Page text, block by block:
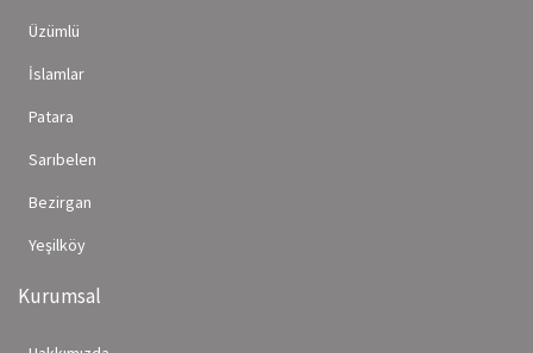
Üzümlü
İslamlar
Patara
Sarıbelen
Bezirgan
Yeşilköy
Kurumsal